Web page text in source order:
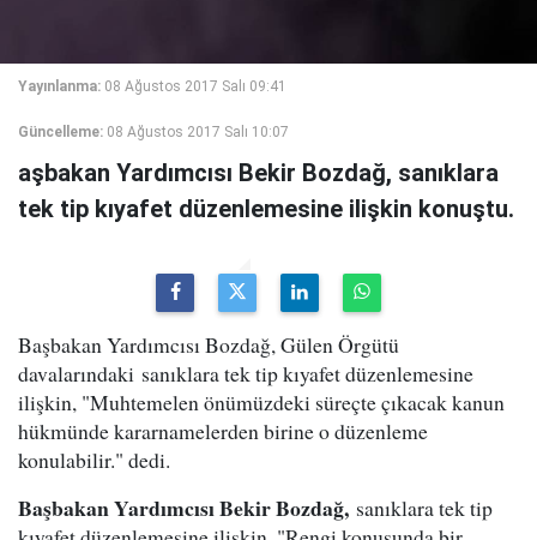
Yayınlanma: 08 Ağustos 2017 Salı 09:41
Güncelleme: 08 Ağustos 2017 Salı 10:07
aşbakan Yardımcısı Bekir Bozdağ, sanıklara
tek tip kıyafet düzenlemesine ilişkin konuştu.
Başbakan Yardımcısı Bozdağ, Gülen Örgütü
davalarındaki sanıklara tek tip kıyafet düzenlemesine
ilişkin, "Muhtemelen önümüzdeki süreçte çıkacak kanun
hükmünde kararnamelerden birine o düzenleme
konulabilir." dedi.
Başbakan Yardımcısı Bekir Bozdağ, sanıklara tek tip